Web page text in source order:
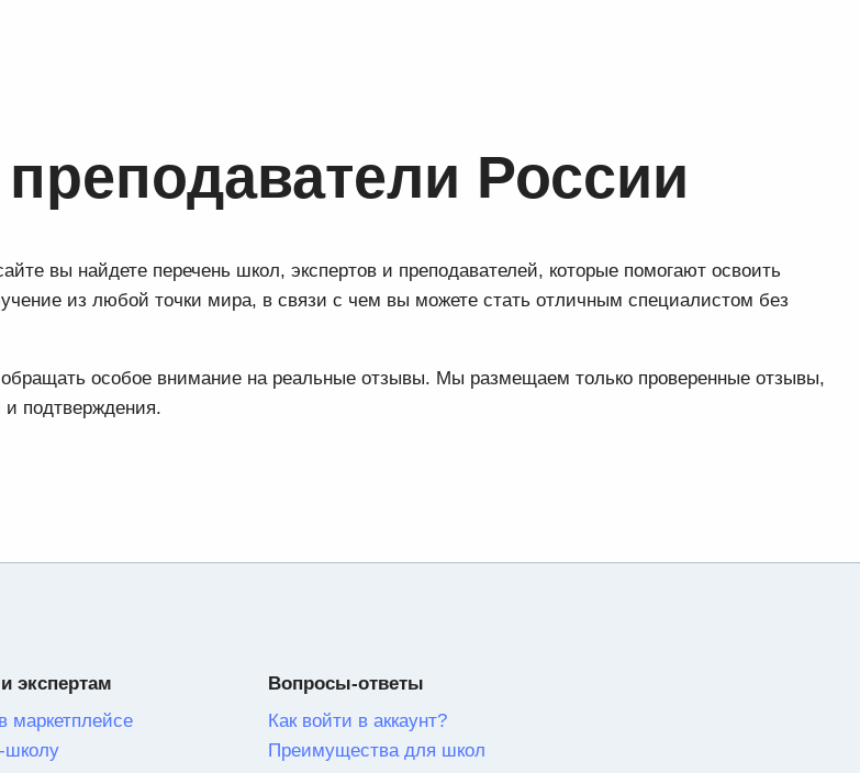
России
вы найдете перечень школ, экспертов и преподавателей, которые помогают освоить
из любой точки мира, в связи с чем вы можете стать отличным специалистом без
особое внимание на реальные отзывы. Мы размещаем только проверенные отзывы,
подтверждения.
экспертам
маркетплейсе
школу
Вопросы-ответы
Как войти в аккаунт?
Преимущества для школ